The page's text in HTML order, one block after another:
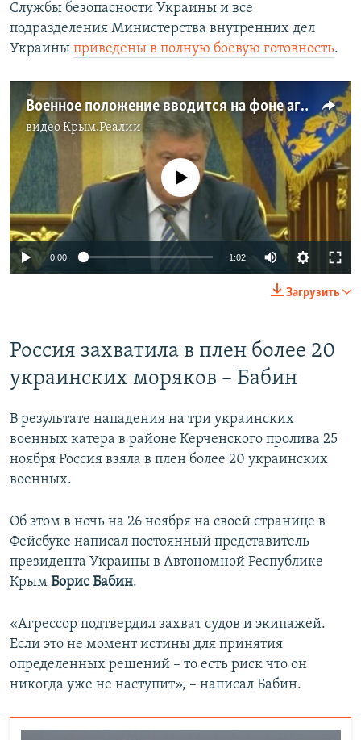
Службы безопасности Украины и все
подразделения Министерства внутренних дел
Украины приведены в полную боевую готовность.
Военное положение вводится на фоне агрессии России – Порошенко
видеоКрым.Реалии
No media source currently available
0:00 1:02
Загрузить
Россия захватила в плен более 20
украинских моряков – Бабин
В результате нападения на три украинских
военных катера в районе Керченского пролива 25
ноября Россия взяла в плен более 20 украинских
военных.
Об этом в ночь на 26 ноября на своей странице в
Фейсбуке написал постоянный представитель
президента Украины в Автономной Республике
Крым Борис Бабин.
«Агрессор подтвердил захват судов и экипажей.
Если это не момент истины для принятия
определенных решений – то есть риск что он
никогда уже не наступит», – написал Бабин.